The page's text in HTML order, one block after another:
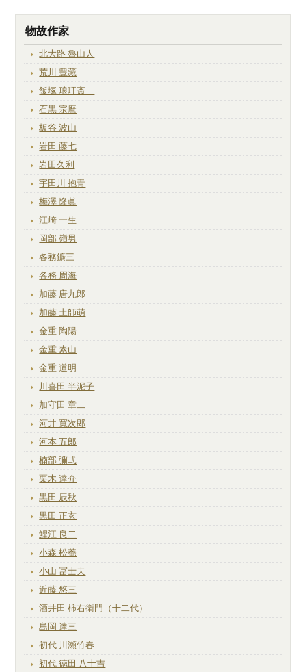
物故作家
北大路 魯山人
荒川 豊藏
飯塚 琅玕斎
石黒 宗麿
板谷 波山
岩田 藤七
岩田久利
宇田川 抱青
梅澤 隆眞
江崎 一生
岡部 嶺男
各務鑛三
各務 周海
加藤 唐九郎
加藤 土師萌
金重 陶陽
金重 素山
金重 道明
川喜田 半泥子
加守田 章二
河井 寛次郎
河本 五郎
楠部 彌弌
栗木 達介
黒田 辰秋
黒田 正玄
鯉江 良二
小森 松菴
小山 冨士夫
近藤 悠三
酒井田 柿右衛門（十二代）
島岡 達三
初代 川瀬竹春
初代 徳田 八十吉